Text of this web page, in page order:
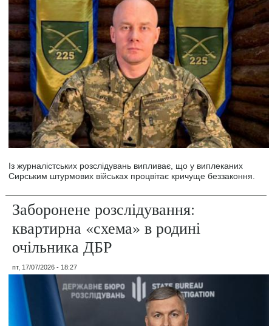
Із журналістських розслідувань випливає, що у виплеканих
Сирським штурмових військах процвітає кричуще беззаконня.
Заборонене розслідування:
квартирна «схема» в родині
очільника ДБР
пт, 17/07/2026 - 18:27